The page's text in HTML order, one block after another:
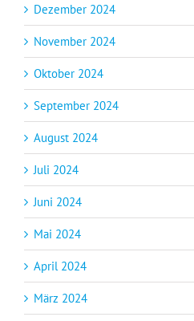
Dezember 2024
November 2024
Oktober 2024
September 2024
August 2024
Juli 2024
Juni 2024
Mai 2024
April 2024
März 2024